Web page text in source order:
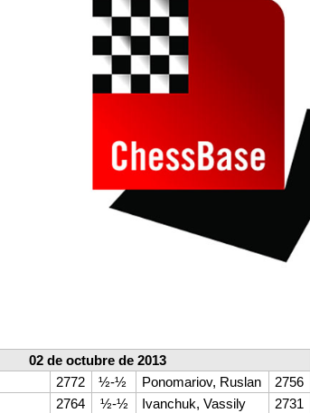
02 de octubre de 2013
2772 ½-½ Ponomariov, Ruslan
2756
2764 ½-½ Ivanchuk, Vassily
2731